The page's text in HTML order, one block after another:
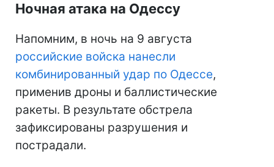
Ночная атака на Одессу
Напомним, в ночь на 9 августа
российские войска нанесли
комбинированный удар по Одессе,
применив дроны и баллистические
ракеты. В результате обстрела
зафиксированы разрушения и
пострадали.